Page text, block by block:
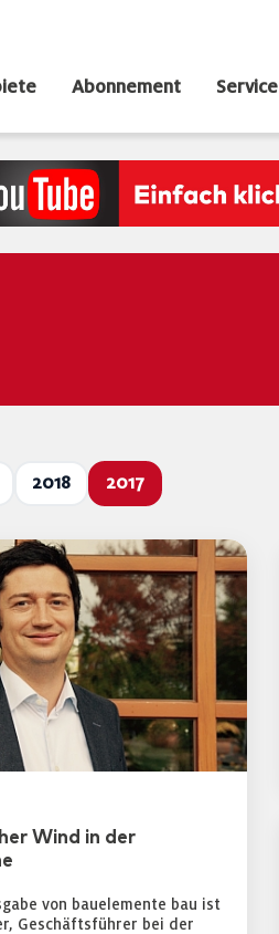
Abonnement Service
2018 2017
Wind in der
von bauelemente bau ist
Geschäftsführer bei der